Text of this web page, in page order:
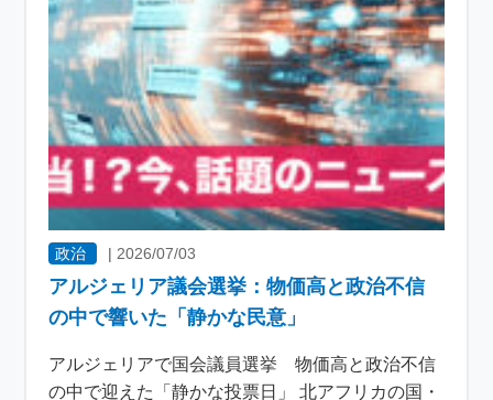
政治 |2026/07/03
アルジェリア議会選挙：物価高と政治不信
の中で響いた「静かな民意」
アルジェリアで国会議員選挙 物価高と政治不信
の中で迎えた「静かな投票日」 北アフリカの国・